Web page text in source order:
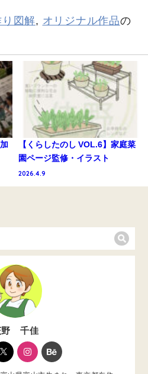
り図解, オリジナル作品の
【くらしたのし VOL.6】家庭菜
園ページ監修・イラスト
2026.4.9
野 千佳